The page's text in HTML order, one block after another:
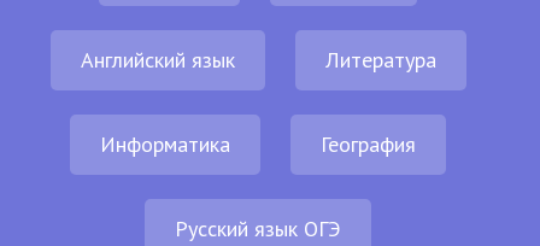
Английский язык Литература
Информатика География
Русский язык ОГЭ